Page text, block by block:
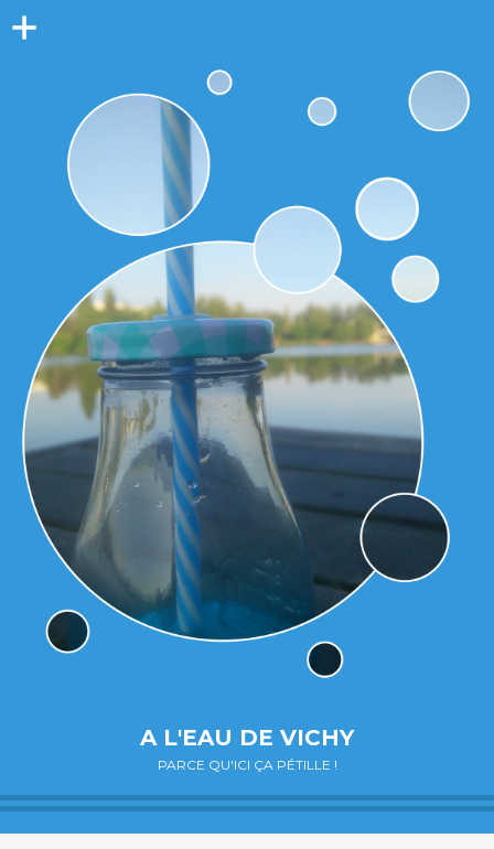
A L'EAU DE VICHY
PARCE QU'ICI ÇA PÉTILLE !